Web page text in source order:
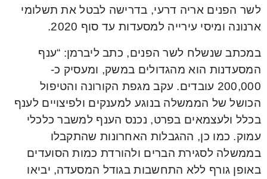
לשר הפנים אריה דרעי, בדרישה לבטל את תשלומי
ארנונה ומיסי עירייה למסעדות עד סוף 2020.
במכתב שנשלח לשר הפנים, כתב ליברמן: “ענף
המסעדנות הוא מהגדולים במשק, ומעסיק כ-
200,000 עובדים. עקב מגפת הקורונה והטיפול
הכושל של הממשלה בנוגע למענקים ולפיצויים לענף
בכלל ולעצמאים בפרט, נכנס הענף למשבר כלכלי
עמוק. כמו כן, ההגבלות האחרונות שהתקבלו
בממשלה לסגירת הברים ולהורדת כמות הסועדים
באופן גורף ללא התחשבות בגודל המסעדה, יביאו